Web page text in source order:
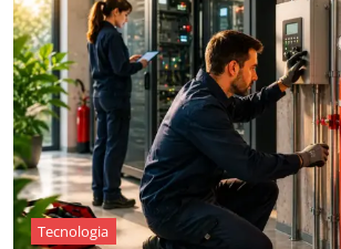
Tecnologia